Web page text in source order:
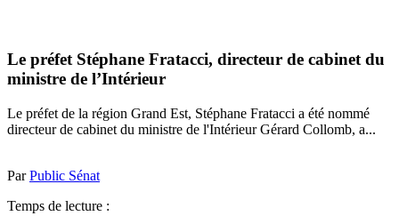
Le préfet Stéphane Fratacci, directeur de cabinet du
ministre de l’Intérieur
Le préfet de la région Grand Est, Stéphane Fratacci a été nommé
directeur de cabinet du ministre de l'Intérieur Gérard Collomb, a...
ParPublic Sénat
Temps de lecture :